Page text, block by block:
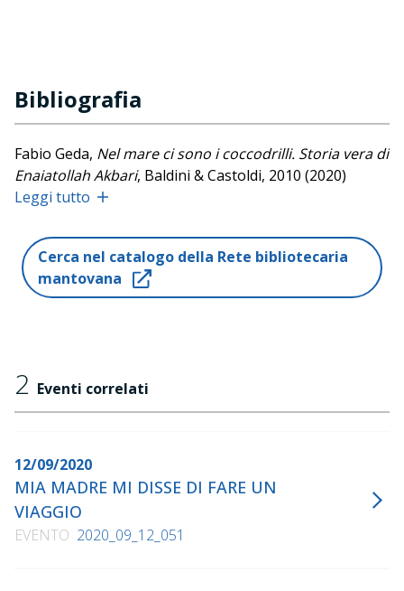
Bibliografia
Fabio Geda, Nel mare ci sono i coccodrilli. Storia vera di
Enaiatollah Akbari, Baldini & Castoldi, 2010 (2020)
Storia di un figlio. Andata e ritorno
Leggi tutto
Cerca nel catalogo della Rete bibliotecaria
mantovana
2 Eventi correlati
12/09/2020
MIA MADRE MI DISSE DI FARE UN
VIAGGIO
EVENTO 2020_09_12_051